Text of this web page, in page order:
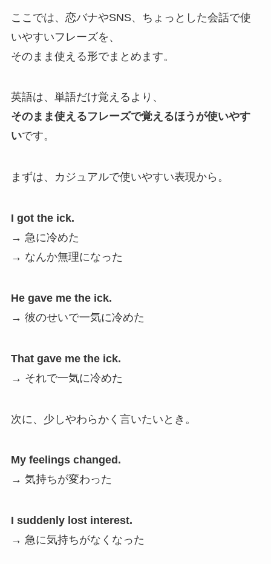
ここでは、恋バナやSNS、ちょっとした会話で使
いやすいフレーズを、
そのまま使える形でまとめます。
英語は、単語だけ覚えるより、
そのまま使えるフレーズで覚えるほうが使いやす
いです。
まずは、カジュアルで使いやすい表現から。
I got the ick.
→ 急に冷めた
→ なんか無理になった
He gave me the ick.
→ 彼のせいで一気に冷めた
That gave me the ick.
→ それで一気に冷めた
次に、少しやわらかく言いたいとき。
My feelings changed.
→ 気持ちが変わった
I suddenly lost interest.
→ 急に気持ちがなくなった